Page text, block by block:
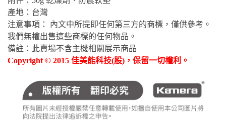
產地：台灣
注意事項： 內文中所提即任何第三方的商標，僅供參考。
我們無權出售這些商標的任何物品。
備註：此賣場不含主機相關展示商品
Copyright © 2015 佳美能科技(股)，保留一切權利。